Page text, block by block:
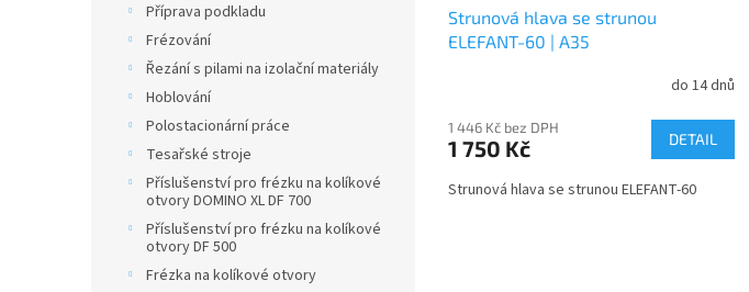
Příprava podkladu
Frézování
Řezání s pilami na izolační materiály
Hoblování
Polostacionární práce
Tesařské stroje
Příslušenství pro frézku na kolíkové
otvory DOMINO XL DF 700
Příslušenství pro frézku na kolíkové
otvory DF 500
Frézka na kolíkové otvory
Strunová hlava se strunou
ELEFANT-60 | A35
do 14 dnů
1 446 Kč bez DPH
1 750 Kč DETAIL
Strunová hlava se strunou ELEFANT-60